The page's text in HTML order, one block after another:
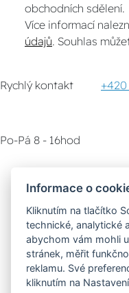
obchodních sdělení.
Více informací
údajů . Souhlas
Rychlý kontakt +420
Po-Pá 8 - 16hod
Poradna
Možnosti dopravy
Informace o
Kliknutím na tlačítko
technické, analytické
abychom vám mohli
stránek, měřit
reklamu. Své
kliknutím na